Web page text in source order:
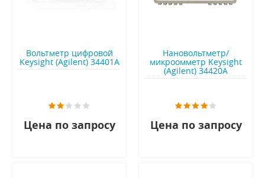
Вольтметр цифровой
Keysight (Agilent) 34401A
Цена по запросу
Нановольтметр/
микроомметр Keysight
(Agilent) 34420A
Цена по запросу